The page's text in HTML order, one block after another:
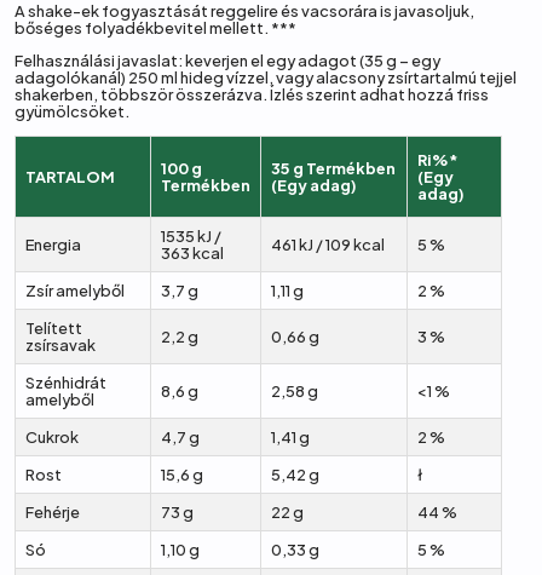
A shake-ek fogyasztását reggelire és vacsorára is javasoljuk,
bőséges folyadékbevitel mellett. ***
Felhasználási javaslat: keverjen el egy adagot (35 g – egy
adagolókanál) 250 ml hideg vízzel, vagy alacsony zsírtartalmú tejjel
shakerben, többször összerázva. Ízlés szerint adhat hozzá friss
gyümölcsöket.
TARTALOM
100 g
Termékben
35 g Termékben
(Egy adag)
Ri%*
(Egy
adag)
Energia
1535 kJ /
363 kcal
461 kJ / 109 kcal 5 %
Zsír amelyből 3,7 g 1,11 g
2 %
Telített
zsírsavak
2,2 g 0,66 g 3 %
Szénhidrát
amelyből
8,6 g 2,58 g <1 %
Cukrok 4,7 g 1,41 g
2 %
Rost
15,6 g 5,42 g
ł
Fehérje
73 g 22 g
44 %
Só
1,10 g 0,33 g
5 %